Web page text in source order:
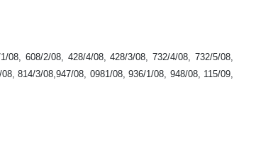
608/2/08, 428/4/08, 428/3/08, 732/4/08, 732/5/08,
814/3/08,947/08, 0981/08, 936/1/08, 948/08, 115/09,